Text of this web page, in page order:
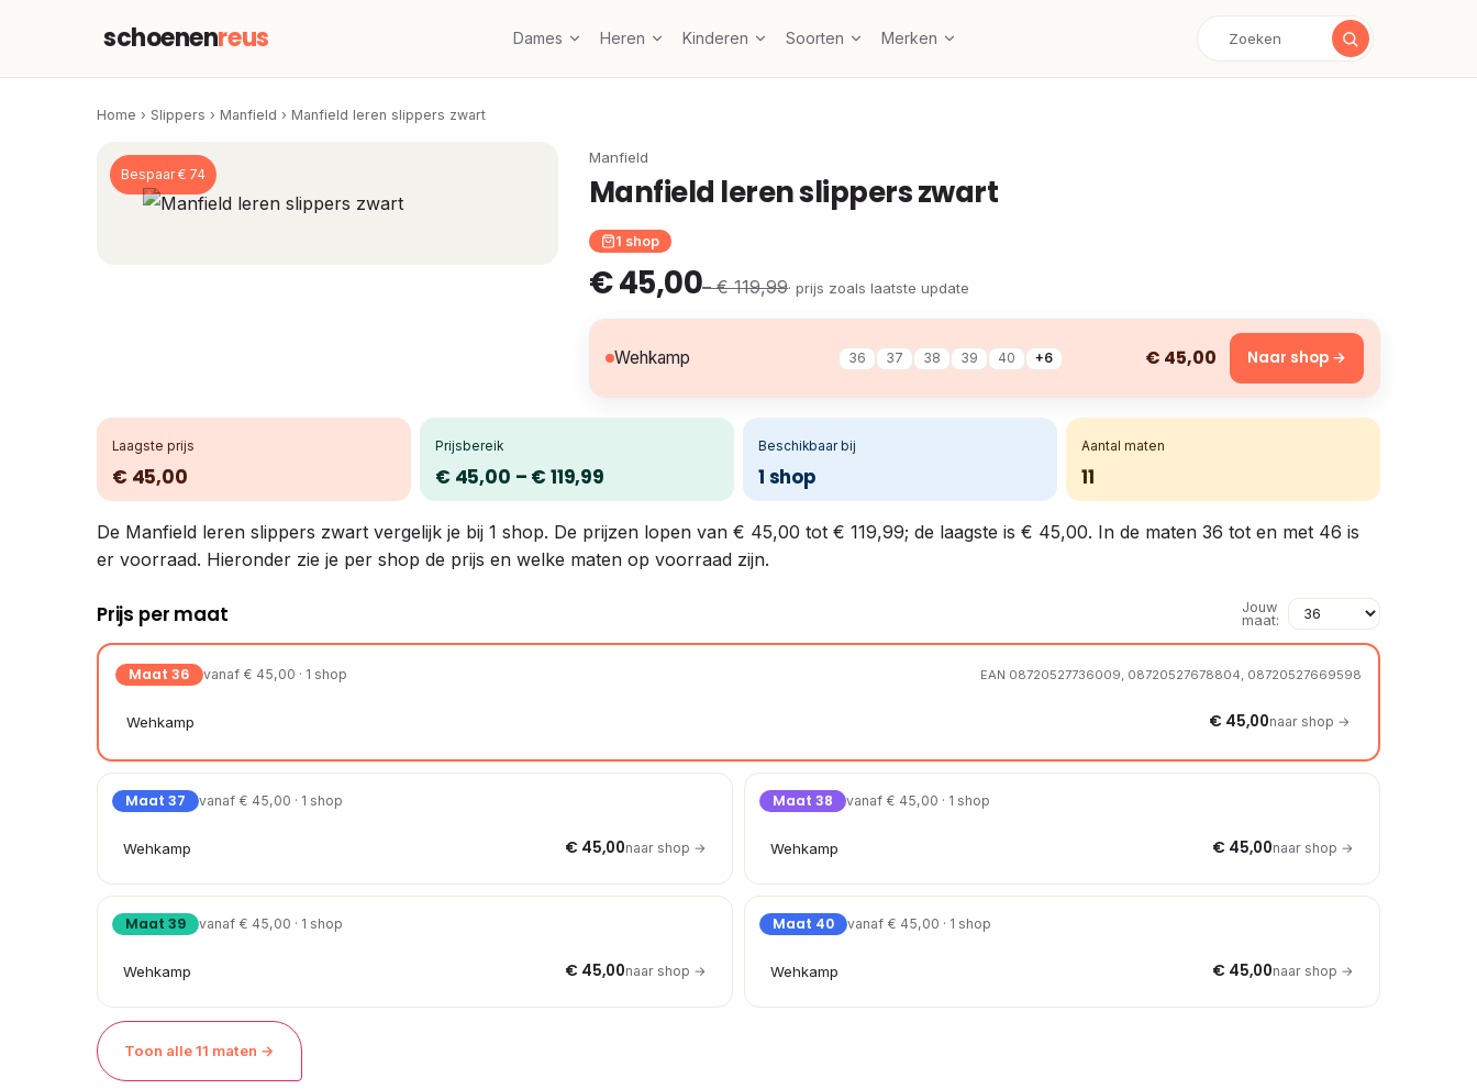
schoenenreus Dames Heren Kinderen Soorten Merken
Home › Slippers › Manfield › Manfield leren slippers zwart
Bespaar € 74
Manfield
Manfield leren slippers zwart
1 shop
€ 45,00– € 119,99· prijs zoals laatste update
Wehkamp 36 37 38 39 40 +6 € 45,00 Naar shop →
Laagste prijs
€ 45,00
Prijsbereik
€ 45,00 – € 119,99
Beschikbaar bij
1 shop
Aantal maten
11
De Manfield leren slippers zwart vergelijk je bij 1 shop. De prijzen lopen van € 45,00 tot € 119,99; de laagste is € 45,00. In de maten 36 tot en met 46 is
er voorraad. Hieronder zie je per shop de prijs en welke maten op voorraad zijn.
Prijs per maat
Jouw
maat:
Maat 36 vanaf € 45,00 · 1 shop EAN 08720527736009, 08720527678804, 08720527669598
Wehkamp € 45,00naar shop →
Maat 37 vanaf € 45,00 · 1 shop
Wehkamp € 45,00naar shop →
Maat 38 vanaf € 45,00 · 1 shop
Wehkamp € 45,00naar shop →
Maat 39 vanaf € 45,00 · 1 shop
Wehkamp € 45,00naar shop →
Maat 40 vanaf € 45,00 · 1 shop
Wehkamp € 45,00naar shop →
Toon alle 11 maten →